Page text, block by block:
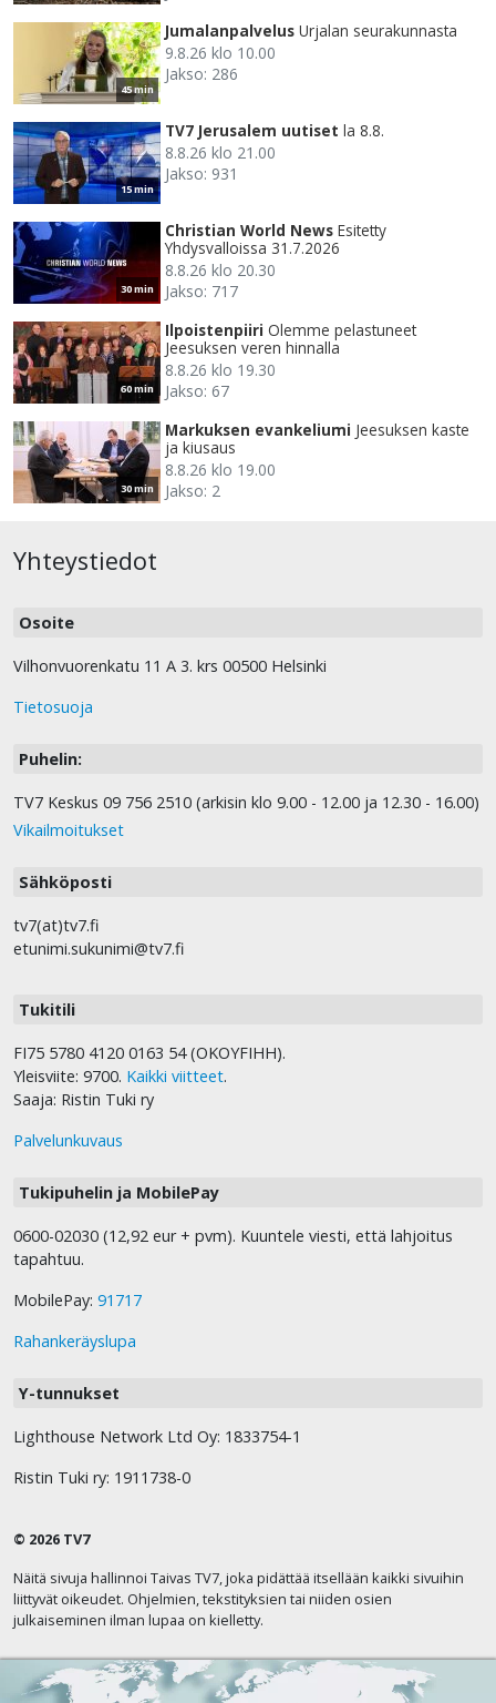
45 min
Jumalanpalvelus Urjalan seurakunnasta
9.8.26 klo 10.00
Jakso: 286
15 min
TV7 Jerusalem uutiset la 8.8.
8.8.26 klo 21.00
Jakso: 931
30 min
Christian World News Esitetty
Yhdysvalloissa 31.7.2026
8.8.26 klo 20.30
Jakso: 717
60 min
Ilpoistenpiiri Olemme pelastuneet
Jeesuksen veren hinnalla
8.8.26 klo 19.30
Jakso: 67
30 min
Markuksen evankeliumi Jeesuksen kaste
ja kiusaus
8.8.26 klo 19.00
Jakso: 2
Yhteystiedot
Osoite
Vilhonvuorenkatu 11 A 3. krs 00500 Helsinki
Tietosuoja
Puhelin:
TV7 Keskus 09 756 2510 (arkisin klo 9.00 - 12.00 ja 12.30 - 16.00)
Vikailmoitukset
Sähköposti
tv7(at)tv7.fi
etunimi.sukunimi@tv7.fi
Tukitili
FI75 5780 4120 0163 54 (OKOYFIHH).
Yleisviite: 9700. Kaikki viitteet.
Saaja: Ristin Tuki ry
Palvelunkuvaus
Tukipuhelin ja MobilePay
0600-02030 (12,92 eur + pvm). Kuuntele viesti, että lahjoitus
tapahtuu.
MobilePay: 91717
Rahankeräyslupa
Y-tunnukset
Lighthouse Network Ltd Oy: 1833754-1
Ristin Tuki ry: 1911738-0
© 2026 TV7
Näitä sivuja hallinnoi Taivas TV7, joka pidättää itsellään kaikki sivuihin
liittyvät oikeudet. Ohjelmien, tekstityksien tai niiden osien
julkaiseminen ilman lupaa on kielletty.